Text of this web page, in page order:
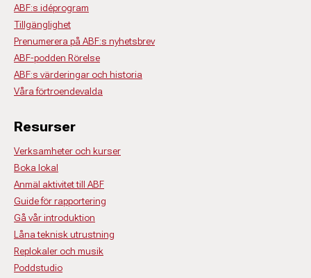
ABF:s idéprogram
Tillgänglighet
Prenumerera på ABF:s nyhetsbrev
ABF-podden Rörelse
ABF:s värderingar och historia
Våra förtroendevalda
Resurser
Verksamheter och kurser
Boka lokal
Anmäl aktivitet till ABF
Guide för rapportering
Gå vår introduktion
Låna teknisk utrustning
Replokaler och musik
Poddstudio